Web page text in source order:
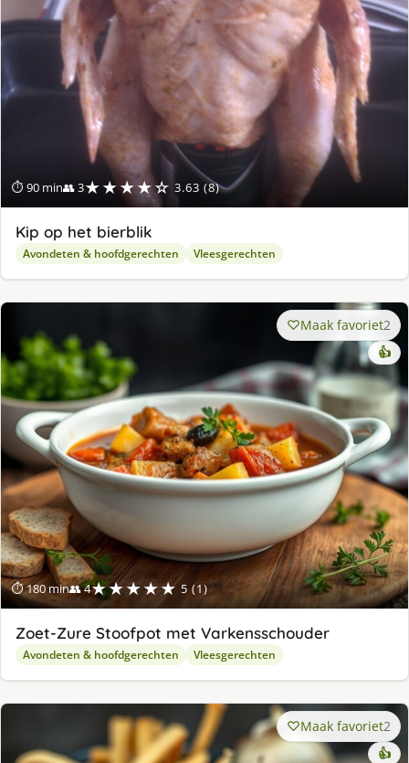
⏱ 90 min👥 3★★★★☆ 3.63 (8)
Kip op het bierblik
Avondeten & hoofdgerechten Vleesgerechten
⏱ 180 min👥 4★★★★★ 5 (1)
Maak favoriet2
👍
Zoet-Zure Stoofpot met Varkensschouder
Avondeten & hoofdgerechten Vleesgerechten
Maak favoriet2
👍